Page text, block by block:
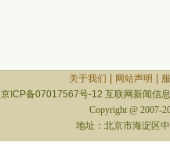
关于我们 网站声明
京ICP备07017567号-12 互联网新闻信
Copyright @ 2007-
地址：北京市海淀区